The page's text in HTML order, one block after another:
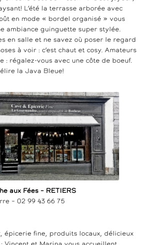
L’été la terrasse arborée avec
en mode « bordel organisé » vous
ambiance guinguette super stylée.
en salle et ne savez où poser le regard
à voir : c’est chaut et cosy. Amateurs
: régalez-vous avec une côte de boeuf.
la Java Bleue!
aux Fées – RETIERS
– 02 99 43 66 75
épicerie fine, produits locaux, délicieux